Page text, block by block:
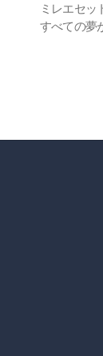
ミレエセッ
すべての夢